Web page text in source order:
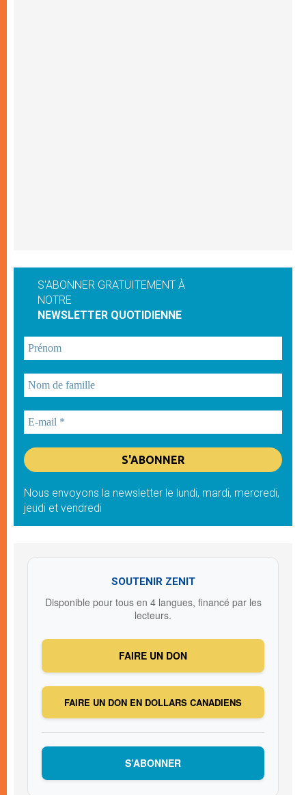
S'ABONNER GRATUITEMENT À
NOTRE
NEWSLETTER QUOTIDIENNE
Nous envoyons la newsletter le lundi, mardi, mercredi,
jeudi et vendredi
SOUTENIR ZENIT
Disponible pour tous en 4 langues, financé par les
lecteurs.
FAIRE UN DON
FAIRE UN DON EN DOLLARS CANADIENS
S’ABONNER